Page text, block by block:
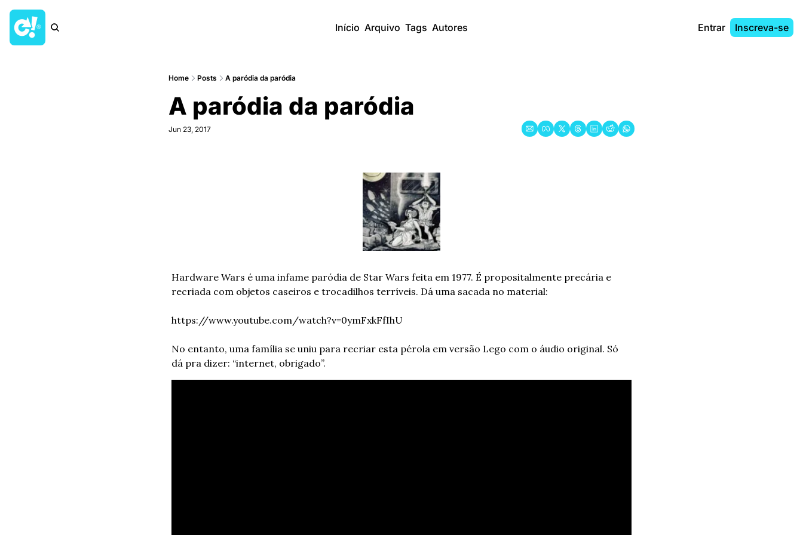
Início Arquivo Tags Autores Entrar Inscreva-se
Home Posts A paródia da paródia
A paródia da paródia
Jun 23, 2017
Hardware Wars é uma infame paródia de Star Wars feita em 1977. É propositalmente precária e
recriada com objetos caseiros e trocadilhos terríveis. Dá uma sacada no material:
https://www.youtube.com/watch?v=0ymFxkFfIhU
No entanto, uma família se uniu para recriar esta pérola em versão Lego com o áudio original. Só
dá pra dizer: “internet, obrigado”.